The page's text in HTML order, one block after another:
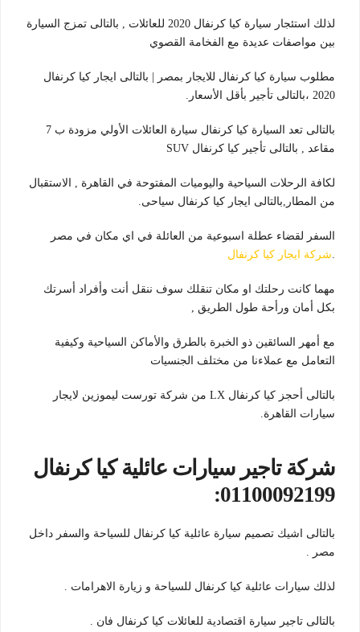
لذلك استئجار سيارة كيا كرنفال 2020 للعائلات , بالتالى تمزج السيارة
بين مواصفات عديدة مع الفخامة القصوي
مطلوب سيارة كيا كرنفال للايجار بمصر | بالتالى ايجار كيا كرنفال
2020 ،بالتالى تأجير بأقل الأسعار.
بالتالى تعد السيارة كيا كرنفال سيارة العائلات الأولي مزودة ب 7
مقاعد , بالتالى تأجير كيا كرنفال SUV
لكافة الرحلات السياحية واليوميات المفتوحة في القاهرة , الاستقبال
من المطار,بالتالى ايجار كيا كرنفال سياحى.
السفر لقضاء عطلة اسبوعية من العائلة في اي مكان في مصر
.شركة ايجار كيا كرنفال
مهما كانت رحلتك او مكان تنقلك سوف ننقل أنت وأفراد أسرتك
بكل أمان ورأحة طول الطريق ,
مع أمهر السائقين ذو الخبرة بالطرق والأماكن السياحية وكيفية
التعامل مع عملاءنا من مختلف الجنسيات
بالتالى أحجز كيا كرنفال LX من شركة تورست ليموزين لايجار
سيارات القاهرة.
شركة تاجير سيارات عائلية كيا كرنفال
01100092199:
بالتالى اشيك تصميم سيارة عائلية كيا كرنفال للسياحة والسفر داخل
مصر .
لذلك سيارات عائلية كيا كرنفال للسياحة و زيارة الاهرامات .
بالتالى تاجير سيارة اقتصادية للعائلات كيا كرنفال فان .